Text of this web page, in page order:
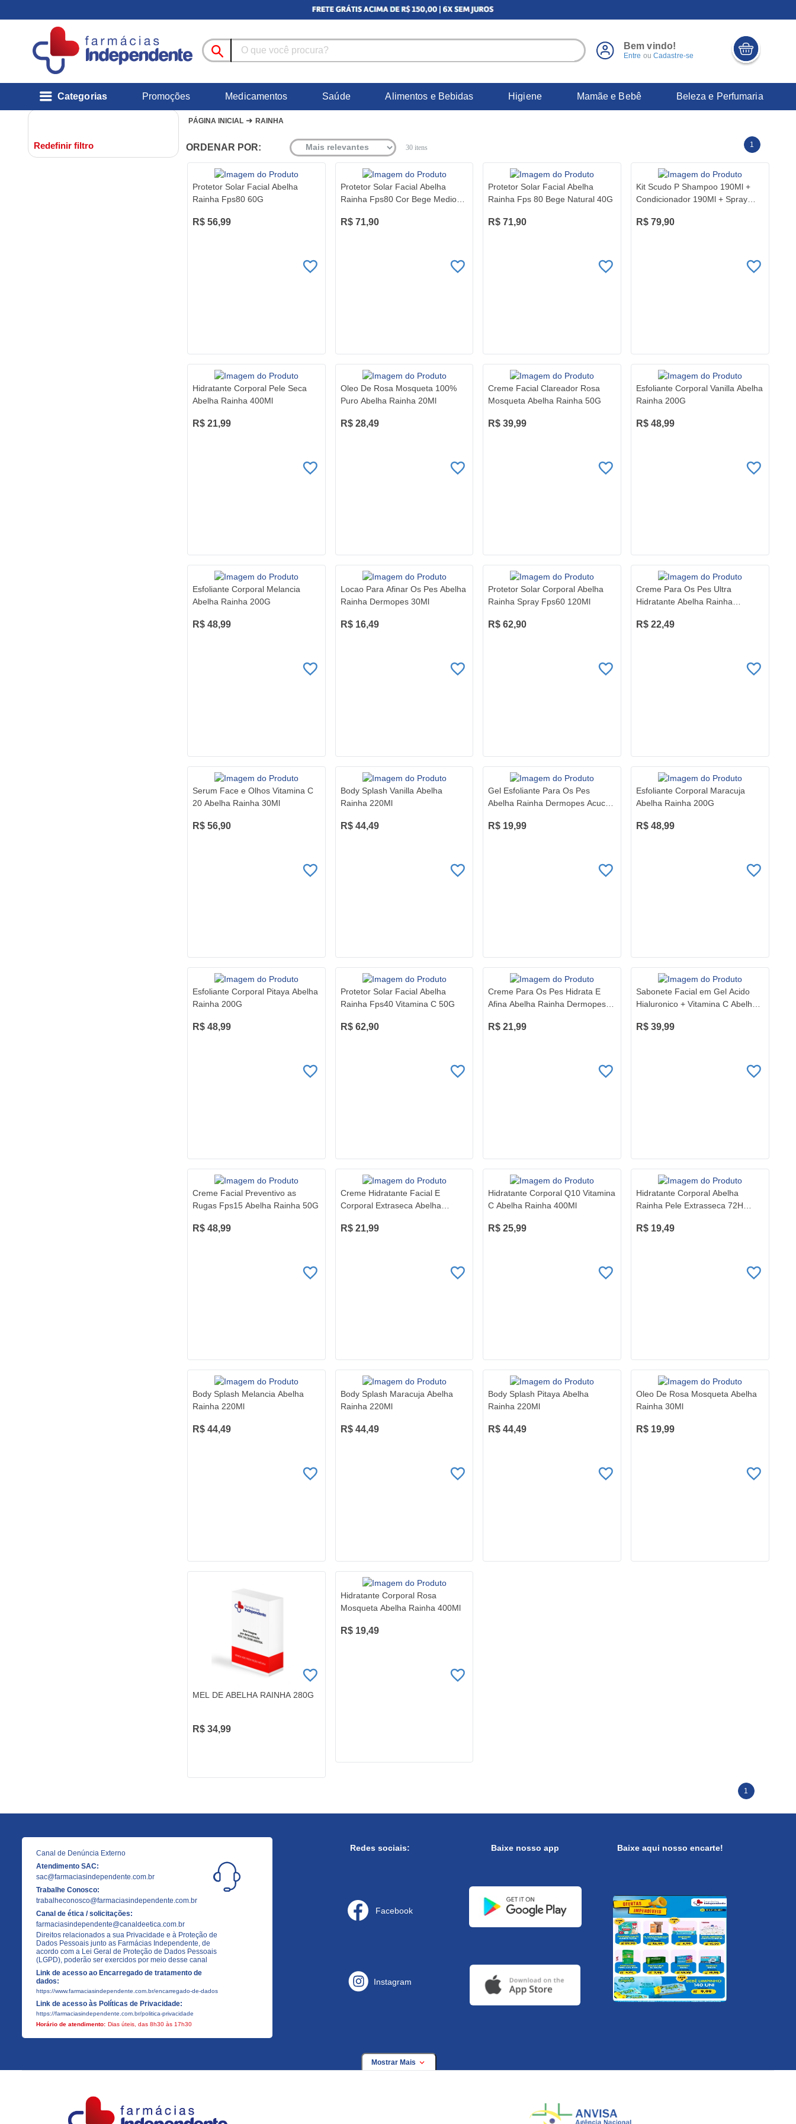
Bem vindo!
Entre ou Cadastre-se
Categorias Promoções Medicamentos Saúde Alimentos e Bebidas Higiene Mamãe e Bebê Beleza e Perfumaria
Redefinir filtro
PÁGINA INICIAL ➜ RAINHA
ORDENAR POR: 30itens 1
Protetor Solar Facial Abelha
Rainha Fps80 60G
R$ 56,99
Protetor Solar Facial Abelha
Rainha Fps80 Cor Bege Medio
R$ 71,90
Protetor Solar Facial Abelha
Rainha Fps 80 Bege Natural 40G
R$ 71,90
Kit Scudo P Shampoo 190Ml +
Condicionador 190Ml + Spray
Rainha
R$ 79,90
Hidratante Corporal Pele Seca
Abelha Rainha 400Ml
R$ 21,99
Oleo De Rosa Mosqueta 100%
Puro Abelha Rainha 20Ml
R$ 28,49
Creme Facial Clareador Rosa
Mosqueta Abelha Rainha 50G
R$ 39,99
Esfoliante Corporal Vanilla Abelha
Rainha 200G
R$ 48,99
Esfoliante Corporal Melancia
Abelha Rainha 200G
R$ 48,99
Locao Para Afinar Os Pes Abelha
Rainha Dermopes 30Ml
R$ 16,49
Protetor Solar Corporal Abelha
Rainha Spray Fps60 120Ml
R$ 62,90
Creme Para Os Pes Ultra
Hidratante Abelha Rainha
R$ 22,49
Serum Face e Olhos Vitamina C
20 Abelha Rainha 30Ml
R$ 56,90
Body Splash Vanilla Abelha
Rainha 220Ml
R$ 44,49
Gel Esfoliante Para Os Pes
Abelha Rainha Dermopes Acucar
R$ 19,99
Esfoliante Corporal Maracuja
Abelha Rainha 200G
R$ 48,99
Esfoliante Corporal Pitaya Abelha
Rainha 200G
R$ 48,99
Protetor Solar Facial Abelha
Rainha Fps40 Vitamina C 50G
R$ 62,90
Creme Para Os Pes Hidrata E
Afina Abelha Rainha Dermopes
R$ 21,99
Sabonete Facial em Gel Acido
Hialuronico + Vitamina C Abelha
R$ 39,99
Creme Facial Preventivo as
Rugas Fps15 Abelha Rainha 50G
R$ 48,99
Creme Hidratante Facial E
Corporal Extraseca Abelha
R$ 21,99
Hidratante Corporal Q10 Vitamina
C Abelha Rainha 400Ml
R$ 25,99
Hidratante Corporal Abelha
Rainha Pele Extrasseca 72H
R$ 19,49
Body Splash Melancia Abelha
Rainha 220Ml
R$ 44,49
Body Splash Maracuja Abelha
Rainha 220Ml
R$ 44,49
Body Splash Pitaya Abelha
Rainha 220Ml
R$ 44,49
Oleo De Rosa Mosqueta Abelha
Rainha 30Ml
R$ 19,99
MEL DE ABELHA RAINHA 280G
R$ 34,99
Hidratante Corporal Rosa
Mosqueta Abelha Rainha 400Ml
R$ 19,49
1
Canal de Denúncia Externo
Atendimento SAC:
sac@farmaciasindependente.com.br
Trabalhe Conosco:
trabalheconosco@farmaciasindependente.com.br
Canal de ética / solicitações:
farmaciasindependente@canaldeetica.com.br
Direitos relacionados a sua Privacidade e à Proteção de
Dados Pessoais junto as Farmácias Independente, de
acordo com a Lei Geral de Proteção de Dados Pessoais
(LGPD), poderão ser exercidos por meio desse canal
Link de acesso ao Encarregado de tratamento de
dados:
https://www.farmaciasindependente.com.br/encarregado-de-dados
Link de acesso às Políticas de Privacidade:
https://farmaciasindependente.com.br/politica-privacidade
Horário de atendimento: Dias úteis, das 8h30 às 17h30
Redes sociais:
Facebook
Instagram
Baixe nosso app Baixe aqui nosso encarte!
Mostrar Mais